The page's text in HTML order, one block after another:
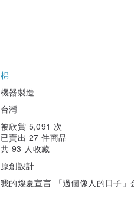
棉
機器製造
台灣
被欣賞 5,091 次
已賣出 27 件商品
共 93 人收藏
原創設計
我的燦夏宣言 「過個像人的日子」